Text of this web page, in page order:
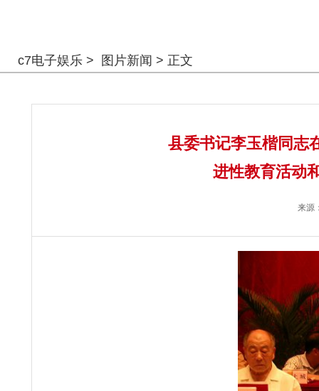
c7电子娱乐 > 图片新闻 > 正文
县委书记李玉楷同志
进性教育活动
来源